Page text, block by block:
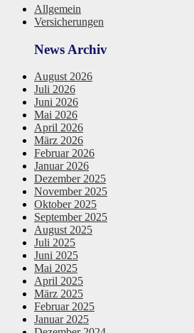
Allgemein
Versicherungen
News Archiv
August 2026
Juli 2026
Juni 2026
Mai 2026
April 2026
März 2026
Februar 2026
Januar 2026
Dezember 2025
November 2025
Oktober 2025
September 2025
August 2025
Juli 2025
Juni 2025
Mai 2025
April 2025
März 2025
Februar 2025
Januar 2025